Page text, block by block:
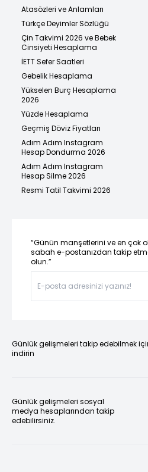
Atasözleri ve Anlamları
Türkçe Deyimler Sözlüğü
Çin Takvimi 2026 ve Bebek
Cinsiyeti Hesaplama
İETT Sefer Saatleri
Gebelik Hesaplama
Yükselen Burç Hesaplama
2026
Yüzde Hesaplama
Geçmiş Döviz Fiyatları
Adım Adım Instagram
Hesap Dondurma 2026
Adım Adım Instagram
Hesap Silme 2026
Resmi Tatil Takvimi 2026
“Günün manşetlerini ve en çok
sabah e-postanızdan takip
olun.”
Günlük gelişmeleri takip edebilmek
indirin
Günlük gelişmeleri sosyal
medya hesaplarından takip
edebilirsiniz.